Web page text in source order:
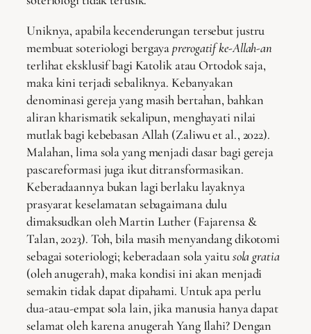
Uniknya, apabila kecenderungan tersebut justru
membuat soteriologi bergayaprerogatif ke-Allah-an
terlihat eksklusif bagi Katolik atau Ortodok saja,
maka kini terjadi sebaliknya. Kebanyakan
denominasi gereja yang masih bertahan, bahkan
aliran kharismatik sekalipun, menghayati nilai
mutlak bagi kebebasan Allah (Zaliwu et al., 2022).
Malahan, lima sola yang menjadi dasar bagi gereja
pascareformasi juga ikut ditransformasikan.
Keberadaannya bukan lagi berlaku layaknya
prasyarat keselamatan sebagaimana dulu
dimaksudkan oleh Martin Luther (Fajarensa &
Talan, 2023). Toh, bila masih menyandang dikotomi
sebagai soteriologi; keberadaan sola yaitusola gratia
(oleh anugerah), maka kondisi ini akan menjadi
semakin tidak dapat dipahami. Untuk apa perlu
dua-atau-empat sola lain, jika manusia hanya dapat
selamat oleh karena anugerah Yang Ilahi? Dengan